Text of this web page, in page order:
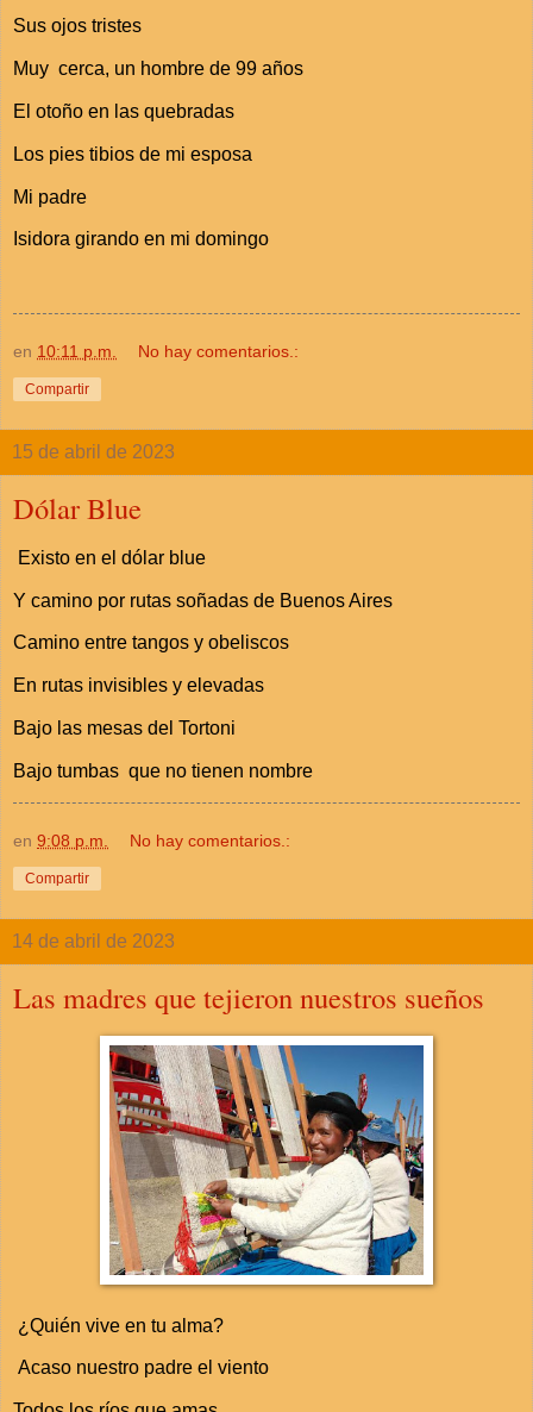
Sus ojos tristes
Muy cerca, un hombre de 99 años
El otoño en las quebradas
Los pies tibios de mi esposa
Mi padre
Isidora girando en mi domingo
en 10:11 p.m. No hay comentarios.:
Compartir
15 de abril de 2023
Dólar Blue
Existo en el dólar blue
Y camino por rutas soñadas de Buenos Aires
Camino entre tangos y obeliscos
En rutas invisibles y elevadas
Bajo las mesas del Tortoni
Bajo tumbas que no tienen nombre
en 9:08 p.m. No hay comentarios.:
Compartir
14 de abril de 2023
Las madres que tejieron nuestros sueños
¿Quién vive en tu alma?
Acaso nuestro padre el viento